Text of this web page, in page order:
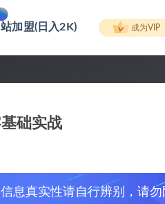
站加盟(日入2K) 成为VIP
础实战
息真实性请自行辨别，请